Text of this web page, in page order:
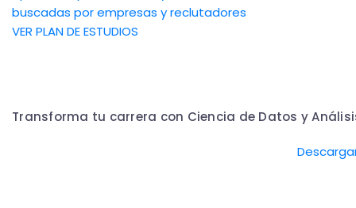
buscadas por empresas y reclutadores
VER PLAN DE ESTUDIOS
Transforma tu carrera con Ciencia de Datos y